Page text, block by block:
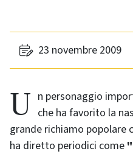
23 novembre 2009
Un personaggio importante della storia forlivese che ha favorito la
grande richiamo popolare
ha diretto periodici come